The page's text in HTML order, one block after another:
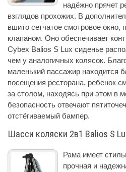
надёжно прячет
взглядов прохожих. В
вшито сетчатое смотровое окно,
клапаном. Оно обеспечивает
Cybex Balios S Lux сиденье
чем у аналогичных колясок.
маленький пассажир находится
посещения ресторана, ребенок
за столом, находясь при этом в
безопасность отвечают
отстёгиваемый бампер.
Шасси коляски 2в1 Balios S
Рама имеет
прочная и